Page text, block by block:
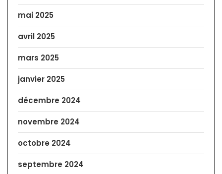
mai 2025
avril 2025
mars 2025
janvier 2025
décembre 2024
novembre 2024
octobre 2024
septembre 2024